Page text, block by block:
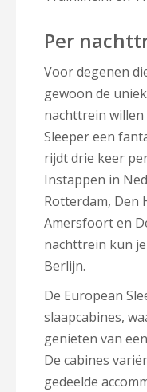
Per
Voor degenen
gewoon de
nachttrein willen
Sleeper een
rijdt drie keer
Instappen in
Rotterdam, Den
Amersfoort en
nachttrein kun
Berlijn.
De European
slaapcabines,
genieten van
De cabines
gedeelde